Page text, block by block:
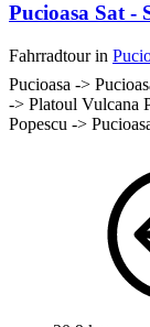
Pucioasa Sat -
Fahrradtour in
Pucioasa ->
-> Platoul Vulcana
Popescu ->